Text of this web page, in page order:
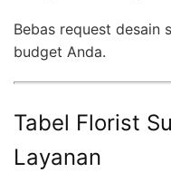
Bebas request desain
budget Anda.
Tabel Florist
Layanan